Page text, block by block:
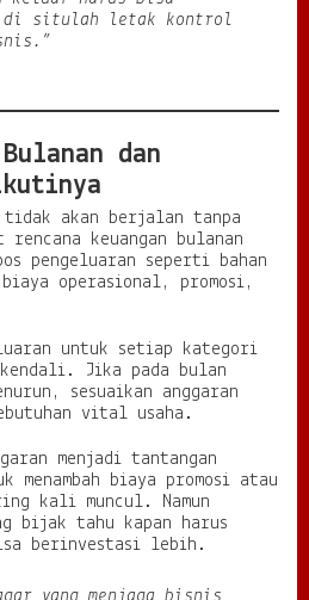
di situlah letak kontrol
dan
tidak akan berjalan tanpa
rencana keuangan bulanan
pengeluaran seperti bahan
operasional, promosi,
untuk setiap kategori
Jika pada bulan
sesuaikan anggaran
vital usaha.
menjadi tantangan
menambah biaya promosi atau
kali muncul. Namun
bijak tahu kapan harus
berinvestasi lebih.